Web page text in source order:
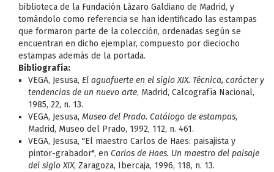
biblioteca de la Fundación Lázaro Galdiano de Madrid, y
tomándolo como referencia se han identificado las estampas
que formaron parte de la colección, ordenadas según se
encuentran en dicho ejemplar, compuesto por dieciocho
estampas además de la portada.
Bibliografía:
VEGA, Jesusa, El aguafuerte en el siglo XIX. Técnica, carácter y
tendencias de un nuevo arte, Madrid, Calcografía Nacional,
1985, 22, n. 13.
VEGA, Jesusa, Museo del Prado. Catálogo de estampas,
Madrid, Museo del Prado, 1992, 112, n. 461.
VEGA, Jesusa, "El maestro Carlos de Haes: paisajista y
pintor-grabador", en Carlos de Haes. Un maestro del paisaje
del siglo XIX, Zaragoza, Ibercaja, 1996, 118, n. 13.